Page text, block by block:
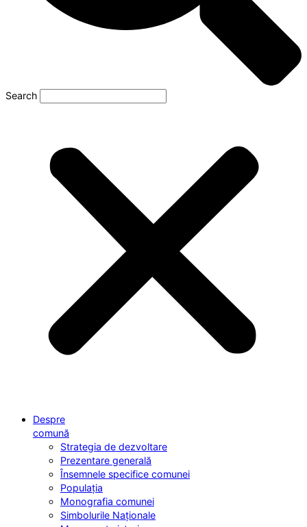
Search
Despre
comună
Strategia de dezvoltare
Prezentare generală
Însemnele specifice comunei
Populația
Monografia comunei
Simbolurile Naționale